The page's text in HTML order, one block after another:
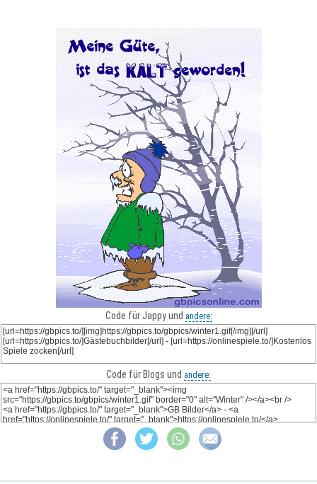
Code für Jappy und andere:
Code für Blogs und andere: